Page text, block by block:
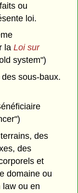
ou
loi.
laLoi sur
system")
sous-baux.
des
des
et
domaine ou
law ou en